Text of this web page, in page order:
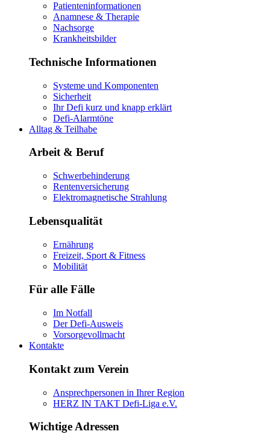
Patienteninformationen
Anamnese & Therapie
Nachsorge
Krankheitsbilder
Technische Informationen
Systeme und Komponenten
Sicherheit
Ihr Defi kurz und knapp erklärt
Defi-Alarmtöne
Alltag & Teilhabe
Arbeit & Beruf
Schwerbehinderung
Rentenversicherung
Elektromagnetische Strahlung
Lebensqualität
Ernährung
Freizeit, Sport & Fitness
Mobilität
Für alle Fälle
Im Notfall
Der Defi-Ausweis
Vorsorgevollmacht
Kontakte
Kontakt zum Verein
Ansprechpersonen in Ihrer Region
HERZ IN TAKT Defi-Liga e.V.
Wichtige Adressen